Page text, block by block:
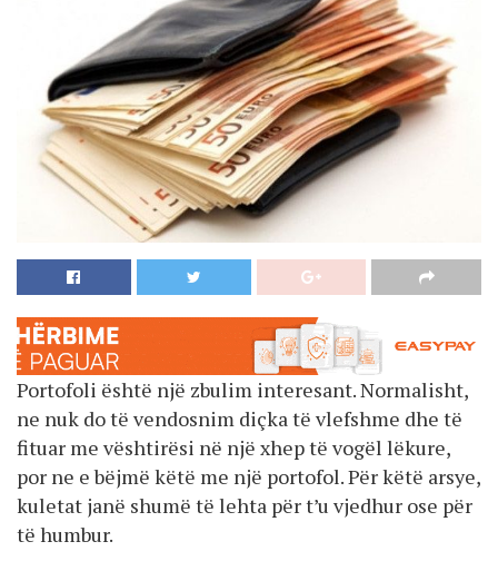
Portofoli është një zbulim interesant. Normalisht,
ne nuk do të vendosnim diçka të vlefshme dhe të
fituar me vështirësi në një xhep të vogël lëkure,
por ne e bëjmë këtë me një portofol. Për këtë arsye,
kuletat janë shumë të lehta për t’u vjedhur ose për
të humbur.